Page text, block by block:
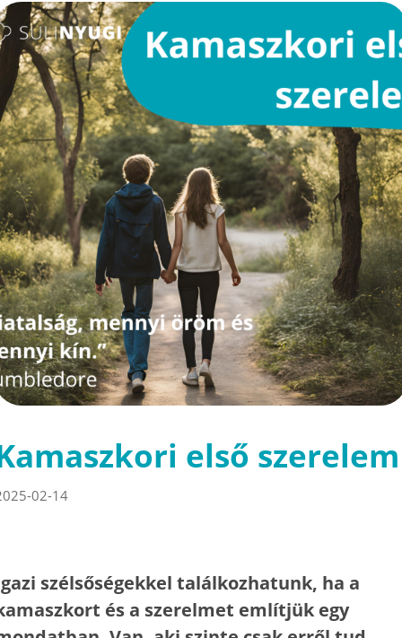
első szerelem
02-14
szélsőségekkel találkozhatunk, ha a
és a szerelmet említjük egy